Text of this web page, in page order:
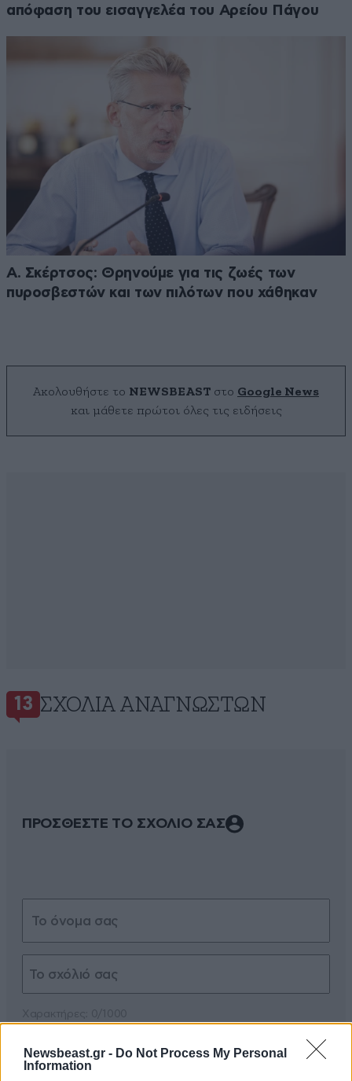
Newsbeast.gr - Do Not Process My Personal
Information
απόφαση του εισαγγελέα του Αρείου Πάγου
Α. Σκέρτσος: Θρηνούμε για τις ζωές των
πυροσβεστών και των πιλότων που χάθηκαν
Ακολουθήστε το NEWSBEAST στο Google News
και μάθετε πρώτοι όλες τις ειδήσεις
13 ΣΧΌΛΙΑ ΑΝΑΓΝΩΣΤΏΝ
ΠΡΟΣΘΕΣΤΕ ΤΟ ΣΧΟΛΙΟ ΣΑΣ
Διαβάστε και ακολουθήστε τους κανόνες σχολιασμού